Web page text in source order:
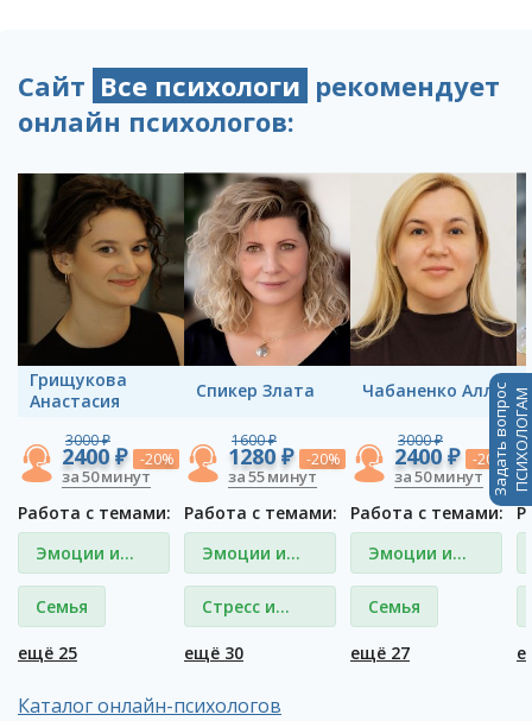
Сайт Все психологи рекомендует
онлайн психологов:
Грищукова
Анастасия
3000 ₽
2400 ₽ -20%
за 50 минут
Работа с темами:
Эмоции и
чувства
Семья
ещё 25
Спикер Злата
1600 ₽
1280 ₽ -20%
за 55 минут
Работа с темами:
Эмоции и
чувства
Стресс и
депрессия
ещё 30
Чабаненко Алла
3000 ₽
2400 ₽ -20%
за 50 минут
Работа с темами:
Эмоции и
чувства
Семья
ещё 27
Каталог онлайн-психологов
Задать вопросПСИХОЛОГАМ